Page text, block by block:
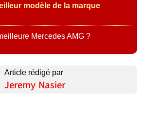
modèle de la marque
Mercedes AMG ?
Article rédigé par
Jeremy Nasier